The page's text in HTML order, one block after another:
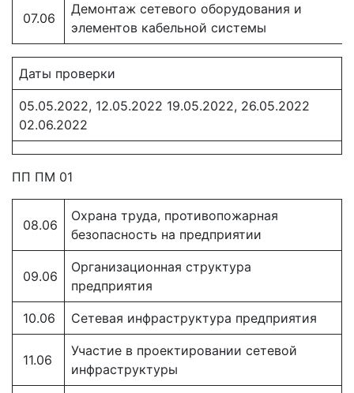
07.06
Демонтаж сетевого оборудования и
элементов кабельной системы
Даты проверки
05.05.2022, 12.05.2022 19.05.2022, 26.05.2022
02.06.2022
ПП ПМ 01
08.06
Охрана труда, противопожарная
безопасность на предприятии
09.06
Организационная структура
предприятия
10.06 Сетевая инфраструктура предприятия
11.06
Участие в проектировании сетевой
инфраструктуры